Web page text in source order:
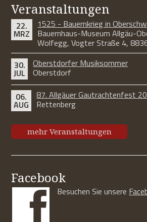
Veranstaltungen
22.
MRZ
1525 - Bauernkrieg in
Bauernhaus-Museum Allgäu-
Wolfegg, Vogter Straße 4,
30.
JUL
Oberstdorfer Musiksommer
Oberstdorf
06.
AUG
87. Allgäuer Gautrachtenfest
Rettenberg
mehr Veranstaltungen
Facebook
Besuchen Sie unsere